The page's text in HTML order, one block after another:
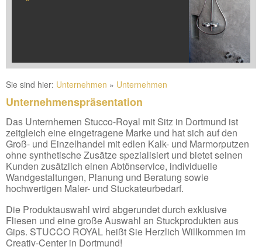
Sie sind hier: Unternehmen » Unternehmen
Unternehmenspräsentation
Das Unternhemen Stucco-Royal mit Sitz in Dortmund ist
zeitgleich eine eingetragene Marke und hat sich auf den
Groß- und Einzelhandel mit edlen Kalk- und Marmorputzen
ohne synthetische Zusätze spezialisiert und bietet seinen
Kunden zusätzlich einen Abtönservice, individuelle
Wandgestaltungen, Planung und Beratung sowie
hochwertigen Maler- und Stuckateurbedarf.
Die Produktauswahl wird abgerundet durch exklusive
Fliesen und eine große Auswahl an Stuckprodukten aus
Gips. STUCCO ROYAL heißt Sie Herzlich Willkommen im
Creativ-Center in Dortmund!